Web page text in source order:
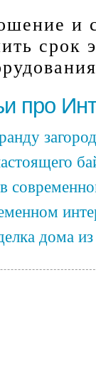
и
срок
про
дома